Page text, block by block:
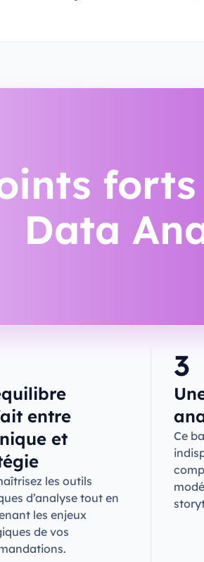
Data
entre
et
les outils
d’analyse tout en
les enjeux
de vos
3
Ce